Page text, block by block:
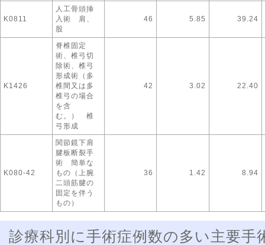
K0811
人工骨頭挿
入術 肩、
股
46 5.85 39.24
K1426
脊椎固定
術、椎弓切
除術、椎弓
形成術（多
椎間又は多
椎弓の場合
を含
む。） 椎
弓形成
42 3.02 22.40
K080-42
関節鏡下肩
腱板断裂手
術 簡単な
もの（上腕
二頭筋腱の
固定を伴う
もの）
36 1.42 8.94
診療科別に手術症例数の多い主要手